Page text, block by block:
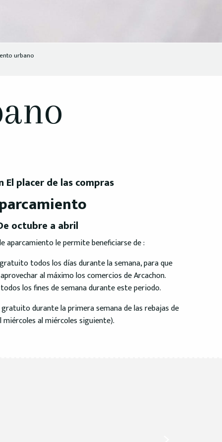
urbano
El placer de las compras
octubre a abril
aparcamiento le permite beneficiarse de :
todos los días durante la semana, para que
al máximo los comercios de Arcachon.
los fines de semana durante este periodo.
durante la primera semana de las rebajas de
miércoles al miércoles siguiente).